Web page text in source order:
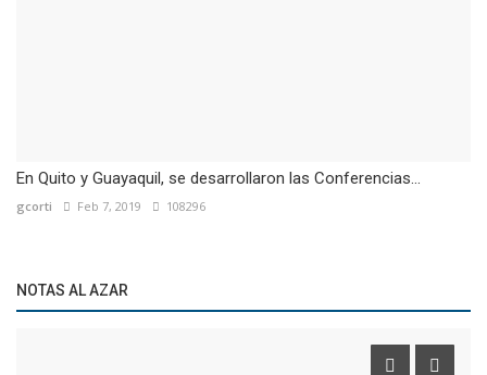
En Quito y Guayaquil, se desarrollaron las Conferencias...
gcorti Feb 7, 2019 108296
NOTAS AL AZAR